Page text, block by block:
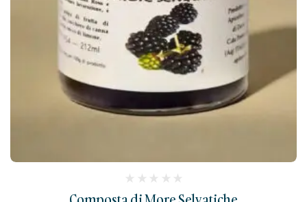
reviews)